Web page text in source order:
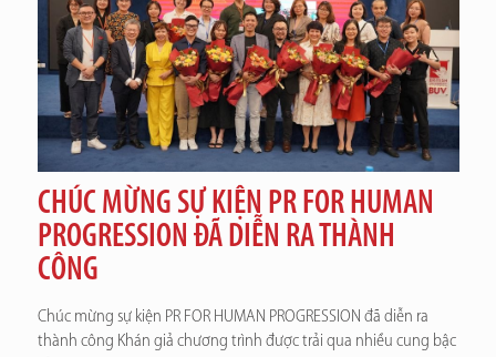
CHÚC MỪNG SỰ KIỆN PR FOR HUMAN
PROGRESSION ĐÃ DIỄN RA THÀNH
CÔNG
Chúc mừng sự kiện PR FOR HUMAN PROGRESSION đã diễn ra
thành công Khán giả chương trình được trải qua nhiều cung bậc